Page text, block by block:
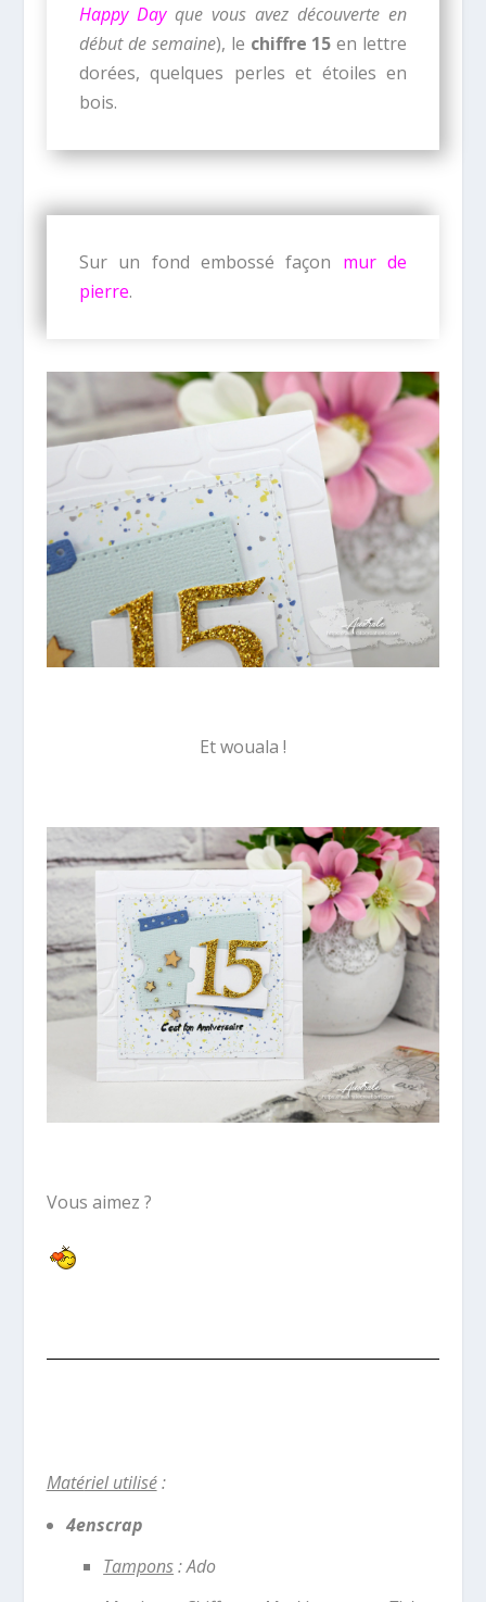
Happy Dayque vous avez découverte en
début de semaine), le chiffre 15 en lettre
dorées, quelques perles et étoiles en
bois.
Sur un fond embossé façon mur de
pierre.
Et wouala !
Vous aimez ?
Matériel utilisé:
4enscrap
Tampons: Ado